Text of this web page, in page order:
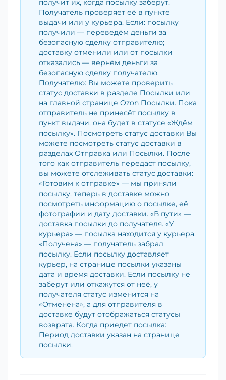
получит их, когда посылку заберут.
Получатель проверяет её в пункте
выдачи или у курьера. Если: посылку
получили — переведём деньги за
безопасную сделку отправителю;
доставку отменили или от посылки
отказались — вернём деньги за
безопасную сделку получателю.
Получателю: Вы можете проверить
статус доставки в разделе Посылки или
на главной странице Ozon Посылки. Пока
отправитель не принесёт посылку в
пункт выдачи, она будет в статусе «Ждём
посылку». Посмотреть статус доставки Вы
можете посмотреть статус доставки в
разделах Отправка или Посылки. После
того как отправитель передаст посылку,
вы можете отслеживать статус доставки:
«Готовим к отправке» — мы приняли
посылку, теперь в доставке можно
посмотреть информацию о посылке, её
фотографии и дату доставки. «В пути» —
доставка посылки до получателя. «У
курьера» — посылка находится у курьера.
«Получена» — получатель забрал
посылку. Если посылку доставляет
курьер, на странице посылки указаны
дата и время доставки. Если посылку не
заберут или откажутся от неё, у
получателя статус изменится на
«Отменена», а для отправителя в
доставке будут отображаться статусы
возврата. Когда приедет посылка:
Период доставки указан на странице
посылки.